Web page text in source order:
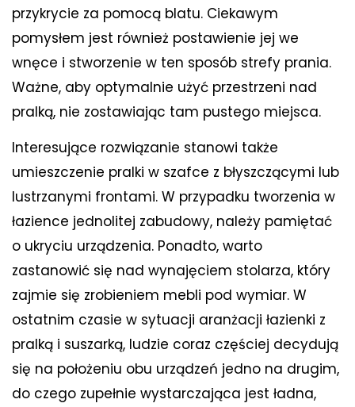
przykrycie za pomocą blatu. Ciekawym
pomysłem jest również postawienie jej we
wnęce i stworzenie w ten sposób strefy prania.
Ważne, aby optymalnie użyć przestrzeni nad
pralką, nie zostawiając tam pustego miejsca.
Interesujące rozwiązanie stanowi także
umieszczenie pralki w szafce z błyszczącymi lub
lustrzanymi frontami. W przypadku tworzenia w
łazience jednolitej zabudowy, należy pamiętać
o ukryciu urządzenia. Ponadto, warto
zastanowić się nad wynajęciem stolarza, który
zajmie się zrobieniem mebli pod wymiar. W
ostatnim czasie w sytuacji aranżacji łazienki z
pralką i suszarką, ludzie coraz częściej decydują
się na położeniu obu urządzeń jedno na drugim,
do czego zupełnie wystarczająca jest ładna,